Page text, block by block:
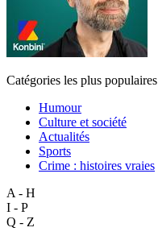
Catégories les plus populaires
Humour
Culture et société
Actualités
Sports
Crime : histoires vraies
A - H
I - P
Q - Z